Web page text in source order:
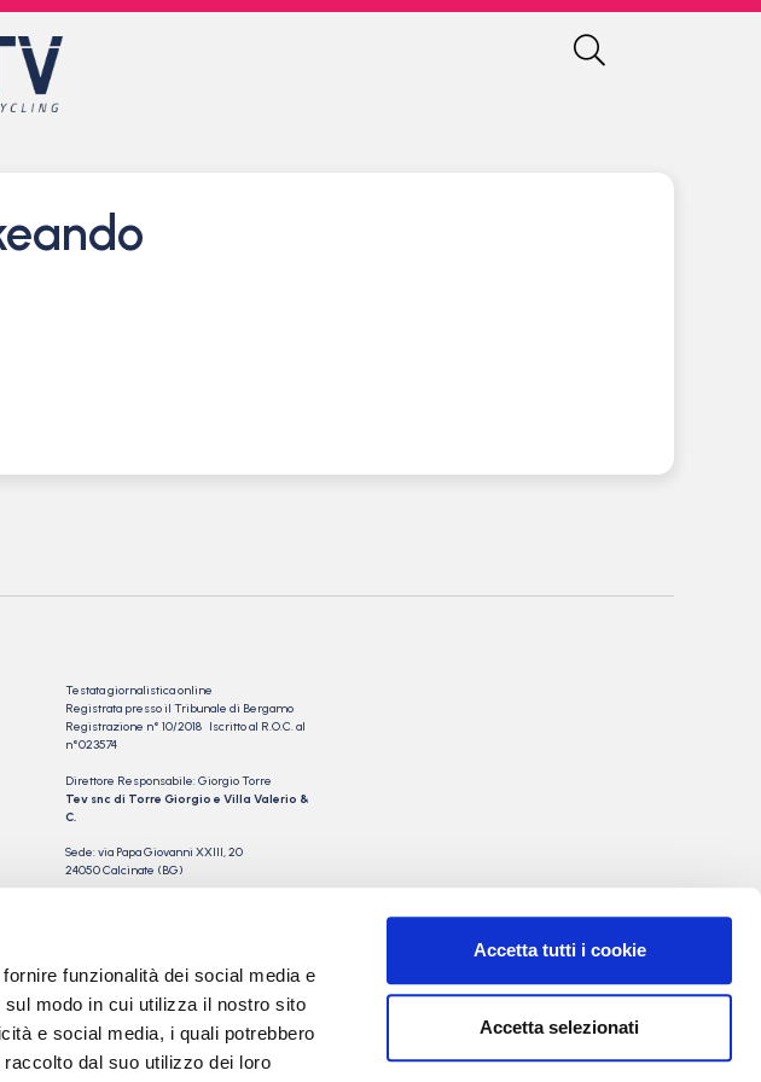
funzionalità dei social media e
modo in cui utilizza il nostro sito
e social media, i quali potrebbero
dal suo utilizzo dei loro
Accetta tutti i cookie
Accetta selezionati
Testata giornalistica online
Registrata presso il Tribunale di Bergamo
Registrazione n° 10/2018 Iscritto al R.O.C. al
n°023574
Direttore Responsabile: Giorgio Torre
Tev snc di Torre Giorgio e Villa Valerio &
C.
Sede: via Papa Giovanni XXIII, 20
24050 Calcinate (BG)